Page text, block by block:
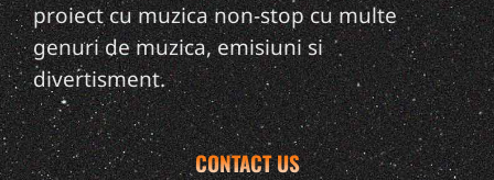
proiect cu muzica non-stop cu multe
genuri de muzica, emisiuni si
divertisment.
CONTACT US